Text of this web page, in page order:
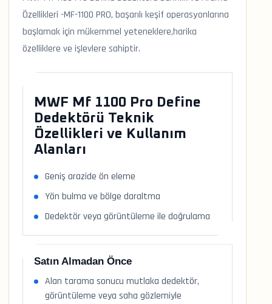
Özellikleri -MF-1100 PRO, başarılı keşif operasyonlarına
başlamak için mükemmel yeteneklere,harika
özelliklere ve işlevlere sahiptir.
MWF Mf 1100 Pro Define
Dedektörü Teknik
Özellikleri ve Kullanım
Alanları
Geniş arazide ön eleme
Yön bulma ve bölge daraltma
Dedektör veya görüntüleme ile doğrulama
Satın Almadan Önce
Alan tarama sonucu mutlaka dedektör,
görüntüleme veya saha gözlemiyle